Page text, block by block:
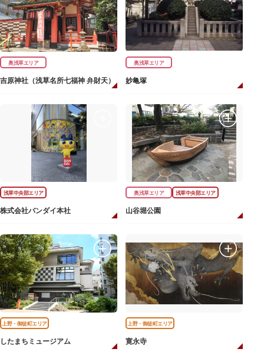
奥浅草エリア
吉原神社（浅草名所七福神 弁財天）
奥浅草エリア
妙亀塚
浅草中央部エリア
株式会社バンダイ本社
奥浅草エリア 浅草中央部エリア
山谷堀公園
上野・御徒町エリア
したまちミュージアム
上野・御徒町エリア
寛永寺